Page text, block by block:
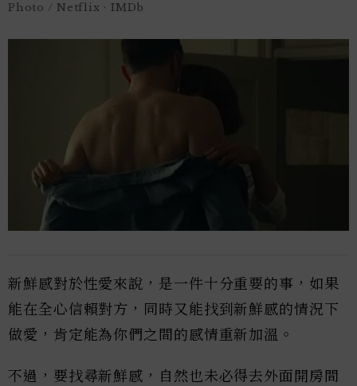
Photo / Netflix、IMDb
新鮮感對於性愛來說，是一件十分重要的事，如果
能在全心信賴對方，同時又能找到新鮮感的情況下
做愛，肯定能為你們之間的感情重新加溫。
不過，要找尋新鮮感，自然也未必得去外面開房間